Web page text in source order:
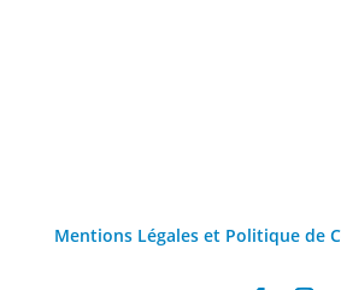
Mentions Légales et Politique de